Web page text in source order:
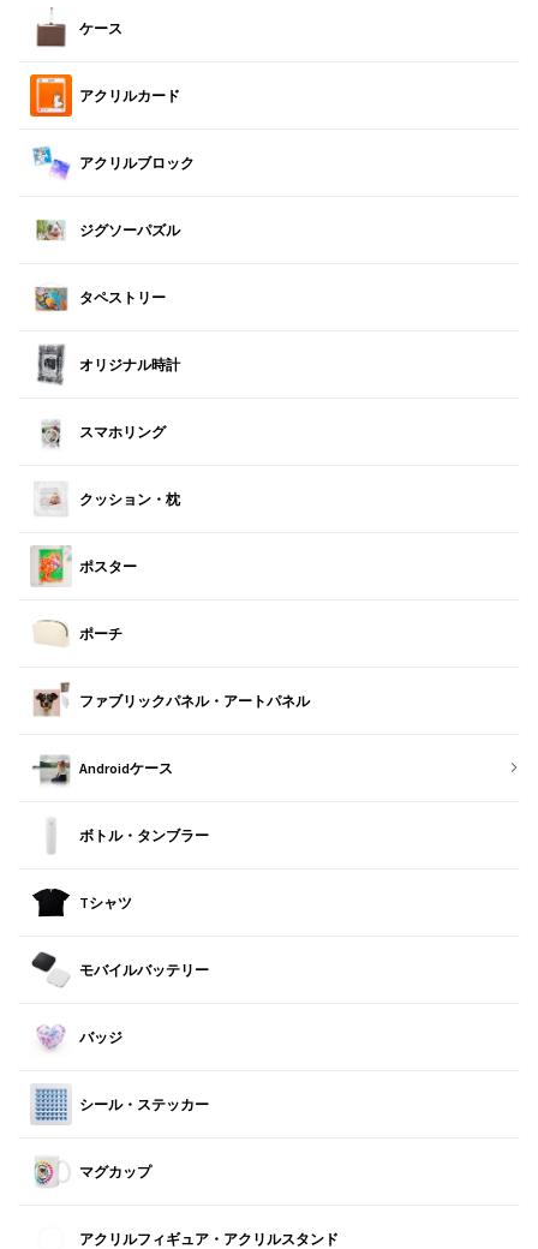
ケース
アクリルカード
アクリルブロック
ジグソーパズル
タペストリー
オリジナル時計
スマホリング
クッション・枕
ポスター
ポーチ
ファブリックパネル・アートパネル
Androidケース
ボトル・タンブラー
Tシャツ
モバイルバッテリー
バッジ
シール・ステッカー
マグカップ
アクリルフィギュア・アクリルスタンド